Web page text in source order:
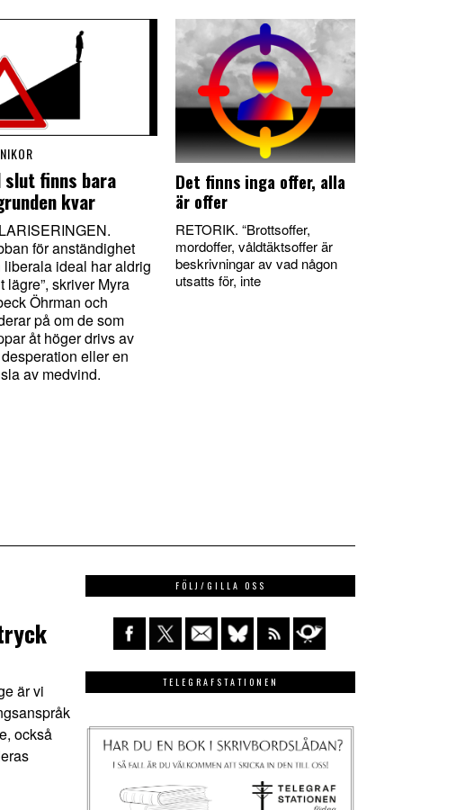
slut finns bara
kvar
för anständighet
liberala ideal har aldrig
lägre”, skriver Myra
Öhrman och
på om de som
åt höger drivs av
eller en
av medvind.
Det finns inga offer, alla
är offer
RETORIK. “Brottsoffer,
mordoffer, våldtäktsoffer är
beskrivningar av vad någon
utsatts för, inte
är vi
också
FÖLJ/GILLA OSS
TELEGRAFSTATIONEN